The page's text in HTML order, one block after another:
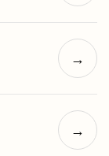
→
→